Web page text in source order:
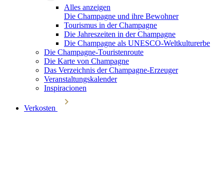
Alles anzeigen
Die Champagne und ihre Bewohner
Tourismus in der Champagne
Die Jahreszeiten in der Champagne
Die Champagne als UNESCO-Weltkulturerbe
Die Champagne-Touristenroute
Die Karte von Champagne
Das Verzeichnis der Champagne-Erzeuger
Veranstaltungskalender
Inspiracionen
Verkosten